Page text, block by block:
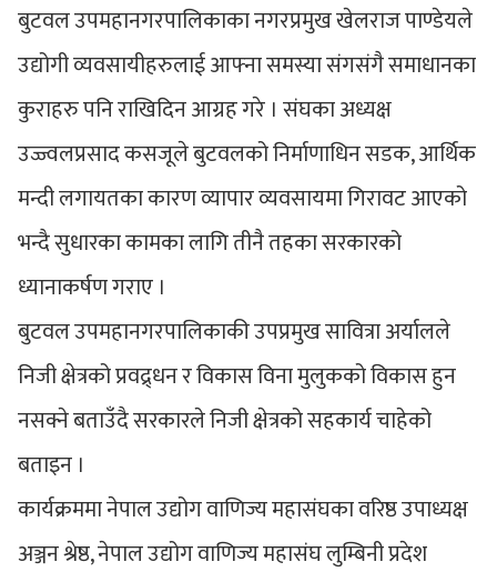
बुटवल उपमहानगरपालिकाका नगरप्रमुख खेलराज पाण्डेयले
उद्योगी व्यवसायीहरुलाई आफ्ना समस्या संगसंगै समाधानका
कुराहरु पनि राखिदिन आग्रह गरे । संघका अध्यक्ष
उज्ज्वलप्रसाद कसजूले बुटवलको निर्माणाधिन सडक, आर्थिक
मन्दी लगायतका कारण व्यापार व्यवसायमा गिरावट आएको
भन्दै सुधारका कामका लागि तीनै तहका सरकारको
ध्यानाकर्षण गराए ।
बुटवल उपमहानगरपालिकाकी उपप्रमुख सावित्रा अर्यालले
निजी क्षेत्रको प्रवद्र्धन र विकास विना मुलुकको विकास हुन
नसक्ने बताउँदै सरकारले निजी क्षेत्रको सहकार्य चाहेको
बताइन ।
कार्यक्रममा नेपाल उद्योग वाणिज्य महासंघका वरिष्ठ उपाध्यक्ष
अञ्जन श्रेष्ठ, नेपाल उद्योग वाणिज्य महासंघ लुम्बिनी प्रदेश